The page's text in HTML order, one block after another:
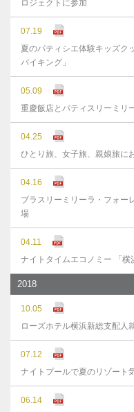
ロジェクトに参加
07.19
夏のパティシエ体験キッズク
バイキング」
05.09
重慶飯店とパティスリーミリ
04.25
ひとり旅、女子旅、親娘旅に
04.16
ブラスリーミリーラ・フォー
場
04.11
ナイトタイムエコノミー 「
2018
10.05
ローズホテル横浜新総支配人
07.12
ナイトプールで夏のリゾート
06.14